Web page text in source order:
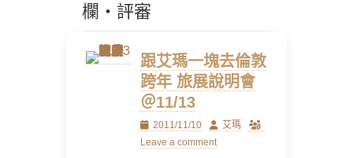
欄‧評審
跟艾瑪一塊去倫敦
跨年 旅展說明會
＠11/13
Posted
on
2011/11/10 Author
艾瑪
Leave a comment